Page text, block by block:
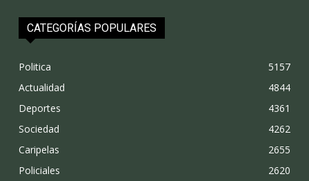
CATEGORÍAS POPULARES
Politica
5157
Actualidad
4844
Deportes
4361
Sociedad
4262
Caripelas
2655
Policiales
2620